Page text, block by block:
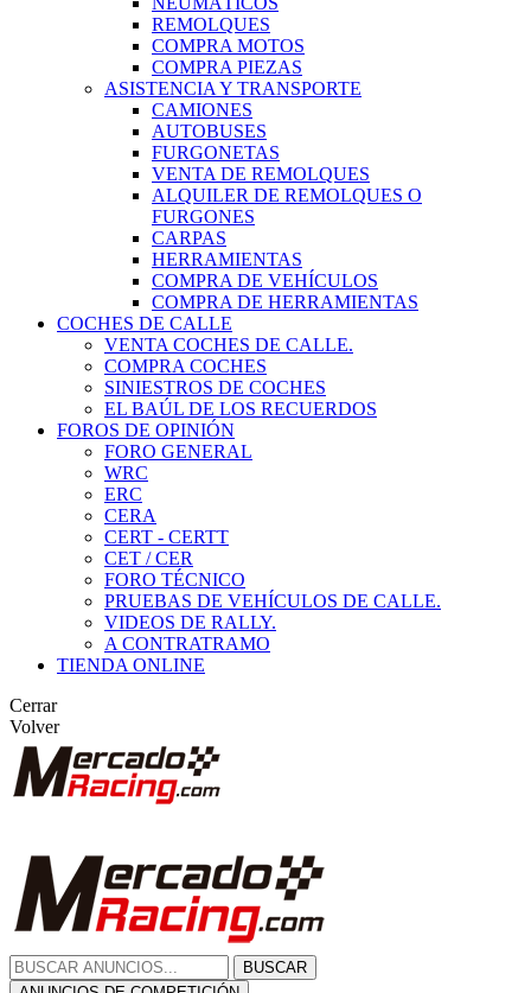
REMOLQUES
COMPRA MOTOS
COMPRA PIEZAS
ASISTENCIA Y TRANSPORTE
CAMIONES
AUTOBUSES
FURGONETAS
VENTA DE REMOLQUES
ALQUILER DE REMOLQUES O
FURGONES
CARPAS
HERRAMIENTAS
COMPRA DE VEHÍCULOS
COMPRA DE HERRAMIENTAS
COCHES DE CALLE
VENTA COCHES DE CALLE.
COMPRA COCHES
SINIESTROS DE COCHES
EL BAÚL DE LOS RECUERDOS
FOROS DE OPINIÓN
FORO GENERAL
WRC
ERC
CERA
CERT - CERTT
CET / CER
FORO TÉCNICO
PRUEBAS DE VEHÍCULOS DE CALLE.
VIDEOS DE RALLY.
A CONTRATRAMO
TIENDA ONLINE
Cerrar
Volver
BUSCAR
ANUNCIOS DE COMPETICIÓN